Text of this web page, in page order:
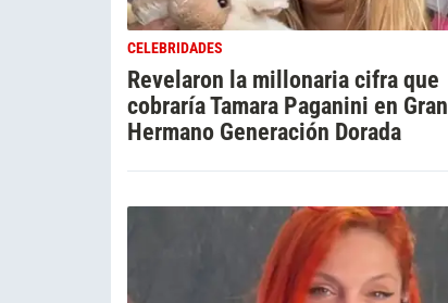
CELEBRIDADES
Revelaron la millonaria cifra que
cobraría Tamara Paganini en Gran
Hermano Generación Dorada